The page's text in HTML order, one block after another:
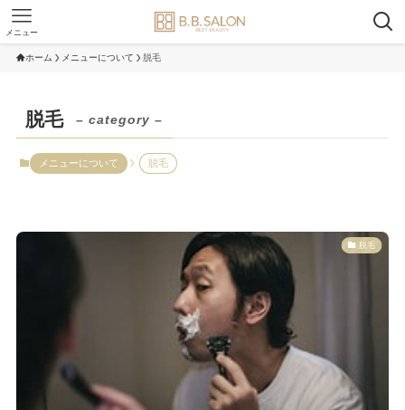
メニュー
ホーム メニューについて 脱毛
脱毛 – category –
メニューについて 脱毛
脱毛